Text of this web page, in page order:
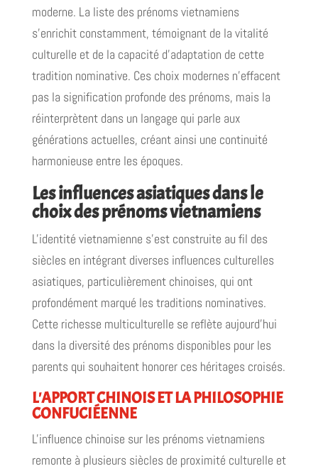
moderne. La liste des prénoms vietnamiens
s'enrichit constamment, témoignant de la vitalité
culturelle et de la capacité d'adaptation de cette
tradition nominative. Ces choix modernes n'effacent
pas la signification profonde des prénoms, mais la
réinterprètent dans un langage qui parle aux
générations actuelles, créant ainsi une continuité
harmonieuse entre les époques.
Les influences asiatiques dans le
choix des prénoms vietnamiens
L'identité vietnamienne s'est construite au fil des
siècles en intégrant diverses influences culturelles
asiatiques, particulièrement chinoises, qui ont
profondément marqué les traditions nominatives.
Cette richesse multiculturelle se reflète aujourd'hui
dans la diversité des prénoms disponibles pour les
parents qui souhaitent honorer ces héritages croisés.
L'APPORT CHINOIS ET LA PHILOSOPHIE
CONFUCIÉENNE
L'influence chinoise sur les prénoms vietnamiens
remonte à plusieurs siècles de proximité culturelle et